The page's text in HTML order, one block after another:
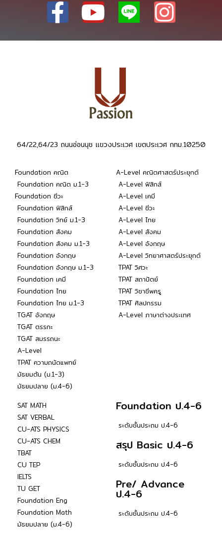
64/22,64/23 ถนนอ่อนนุช แขวงประเวศ เขตประเวศ กทม.10250
Foundation คณิต
Foundation คณิต ม.1-3
Foundation ชีวะ
Foundation ฟิสิกส์
Foundation วิทย์ ม.1-3
Foundation สังคม
Foundation สังคม ม.1-3
Foundation อังกฤษ
Foundation อังกฤษ ม.1-3
Foundation เคมี
Foundation ไทย
Foundation ไทย ม.1-3
TGAT อังกฤษ
TGAT ตรรกะ
TGAT สมรรถนะ
A-Level
TPAT ความถนัดแพทย์
มัธยมต้น (ม.1-3)
มัธยมปลาย (ม.4-6)
A-Level คณิตศาสตร์ประยุกต์
A-Level ฟิสิกส์
A-Level เคมี
A-Level ชีวะ
A-Level ไทย
A-Level สังคม
A-Level อังกฤษ
A-Level วิทยาศาสตร์ประยุกต์
TPAT วิศวะ
TPAT สถาปัตย์
TPAT วิชาชีพครู
TPAT ศิลปกรรม
A-Level ภาษาต่างประเทศ
SAT MATH
SAT VERBAL
CU-ATS PHYSICS
CU-ATS CHEM
TBAT
CU TEP
IELTS
TU GET
Foundation Eng
Foundation Math
มัธยมปลาย (ม.4-6)
Foundation ป.4-6
ระดับชั้นประถม ป.4-6
สรุป Basic ป.4-6
ระดับชั้นประถม ป.4-6
Pre/ Advance
ป.4-6
ระดับชั้นประถม ป.4-6